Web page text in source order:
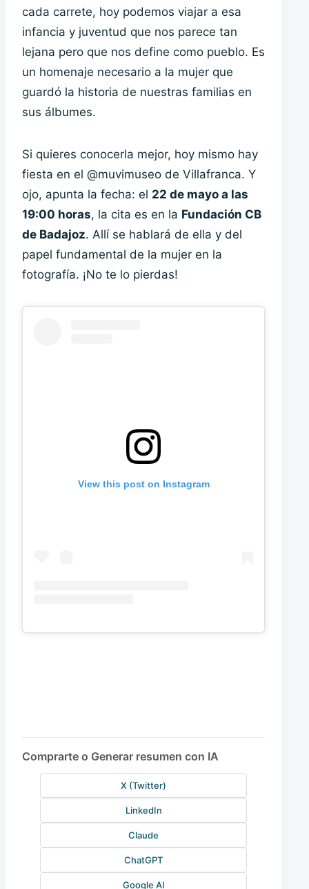
cada carrete, hoy podemos viajar a esa
infancia y juventud que nos parece tan
lejana pero que nos define como pueblo. Es
un homenaje necesario a la mujer que
guardó la historia de nuestras familias en
sus álbumes.
Si quieres conocerla mejor, hoy mismo hay
fiesta en el @muvimuseo de Villafranca. Y
ojo, apunta la fecha: el 22 de mayo a las
19:00 horas, la cita es en la Fundación CB
de Badajoz. Allí se hablará de ella y del
papel fundamental de la mujer en la
fotografía. ¡No te lo pierdas!
View this post on Instagram
Comprarte o Generar resumen con IA
X (Twitter)
LinkedIn
Claude
ChatGPT
Google AI